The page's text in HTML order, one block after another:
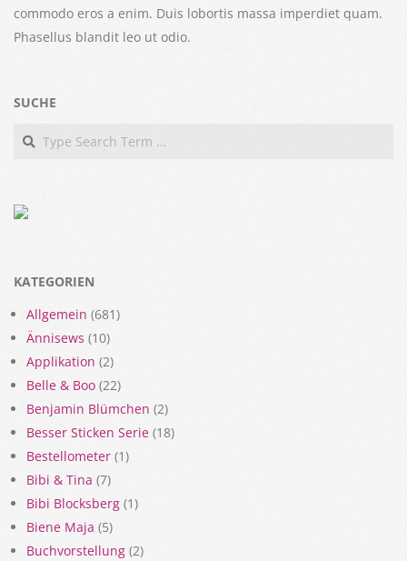
commodo eros a enim. Duis lobortis massa imperdiet quam.
Phasellus blandit leo ut odio.
SUCHE
Search
KATEGORIEN
Allgemein (681)
Ännisews (10)
Applikation (2)
Belle & Boo (22)
Benjamin Blümchen (2)
Besser Sticken Serie (18)
Bestellometer (1)
Bibi & Tina (7)
Bibi Blocksberg (1)
Biene Maja (5)
Buchvorstellung (2)